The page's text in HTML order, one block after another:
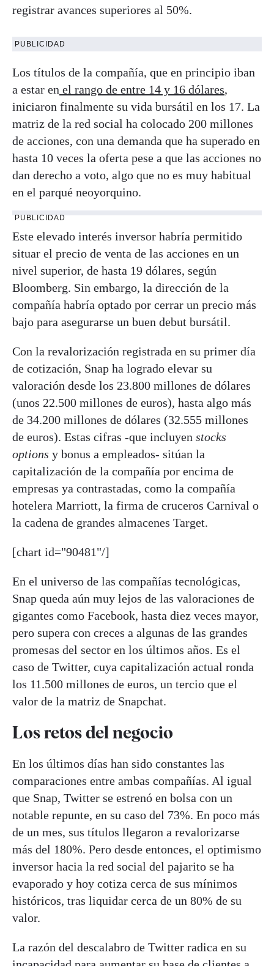
registrar avances superiores al 50%.
PUBLICIDAD
Los títulos de la compañía, que en principio iban
a estar en el rango de entre 14 y 16 dólares,
iniciaron finalmente su vida bursátil en los 17. La
matriz de la red social ha colocado 200 millones
de acciones, con una demanda que ha superado en
hasta 10 veces la oferta pese a que las acciones no
dan derecho a voto, algo que no es muy habitual
en el parqué neoyorquino.
PUBLICIDAD
Este elevado interés inversor habría permitido
situar el precio de venta de las acciones en un
nivel superior, de hasta 19 dólares, según
Bloomberg. Sin embargo, la dirección de la
compañía habría optado por cerrar un precio más
bajo para asegurarse un buen debut bursátil.
Con la revalorización registrada en su primer día
de cotización, Snap ha logrado elevar su
valoración desde los 23.800 millones de dólares
(unos 22.500 millones de euros), hasta algo más
de 34.200 millones de dólares (32.555 millones
de euros). Estas cifras -que incluyen stocks
options y bonus a empleados- sitúan la
capitalización de la compañía por encima de
empresas ya contrastadas, como la compañía
hotelera Marriott, la firma de cruceros Carnival o
la cadena de grandes almacenes Target.
[chart id="90481"/]
En el universo de las compañías tecnológicas,
Snap queda aún muy lejos de las valoraciones de
gigantes como Facebook, hasta diez veces mayor,
pero supera con creces a algunas de las grandes
promesas del sector en los últimos años. Es el
caso de Twitter, cuya capitalización actual ronda
los 11.500 millones de euros, un tercio que el
valor de la matriz de Snapchat.
Los retos del negocio
En los últimos días han sido constantes las
comparaciones entre ambas compañías. Al igual
que Snap, Twitter se estrenó en bolsa con un
notable repunte, en su caso del 73%. En poco más
de un mes, sus títulos llegaron a revalorizarse
más del 180%. Pero desde entonces, el optimismo
inversor hacia la red social del pajarito se ha
evaporado y hoy cotiza cerca de sus mínimos
históricos, tras liquidar cerca de un 80% de su
valor.
La razón del descalabro de Twitter radica en su